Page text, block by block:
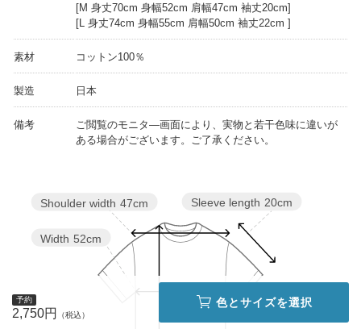
[M 身丈70cm 身幅52cm 肩幅47cm 袖丈20cm]
[L 身丈74cm 身幅55cm 肩幅50cm 袖丈22cm ]
素材 コットン100％
製造 日本
備考
ご閲覧のモニタ―画面により、実物と若干色味に違いが
ある場合がございます。ご了承ください。
Sleeve length 20cm
Width 52cm
Shoulder width 47cm
予約
2,750円
色とサイズを選択